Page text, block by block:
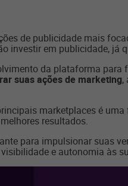
de publicidade mais
investir em publicidade, já
da plataforma
suas ações de marketing,
marketplaces é
resultados.
para impulsionar suas
e autonomia às